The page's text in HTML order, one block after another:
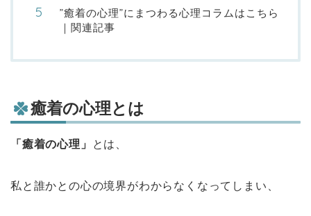
”癒着の心理”にまつわる心理コラムはこちら
｜関連記事
癒着の心理とは
「癒着の心理」 とは、
私と誰かとの心の境界がわからなくなってしまい、